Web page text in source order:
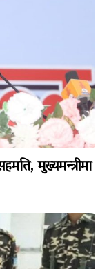
मुख्यमन्त्रीमा